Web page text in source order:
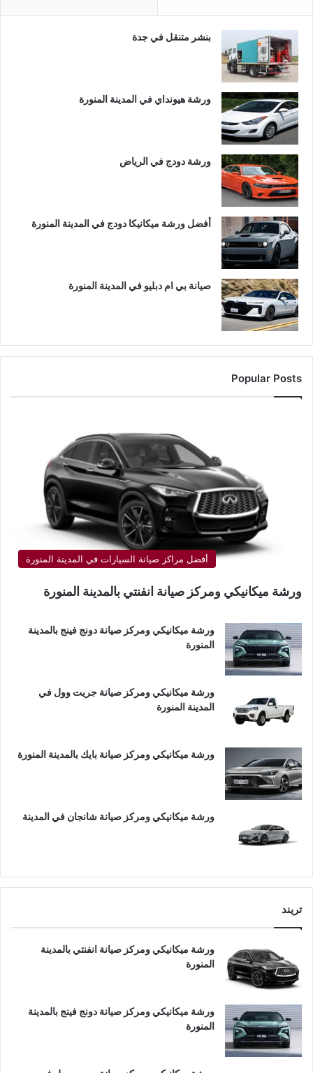
بنشر متنقل في جدة
ورشة هيونداي في المدينة المنورة
ورشة دودج في الرياض
أفضل ورشة ميكانيكا دودج في المدينة المنورة
صيانة بي ام دبليو في المدينة المنورة
Popular Posts
أفضل مراكز صيانة السيارات في المدينة المنورة
ورشة ميكانيكي ومركز صيانة انفنتي بالمدينة المنورة
ورشة ميكانيكي ومركز صيانة دونج فينج بالمدينة
المنورة
ورشة ميكانيكي ومركز صيانة جريت وول في
المدينة المنورة
ورشة ميكانيكي ومركز صيانة بايك بالمدينة المنورة
ورشة ميكانيكي ومركز صيانة شانجان في المدينة
تريند
ورشة ميكانيكي ومركز صيانة انفنتي بالمدينة
المنورة
ورشة ميكانيكي ومركز صيانة دونج فينج بالمدينة
المنورة